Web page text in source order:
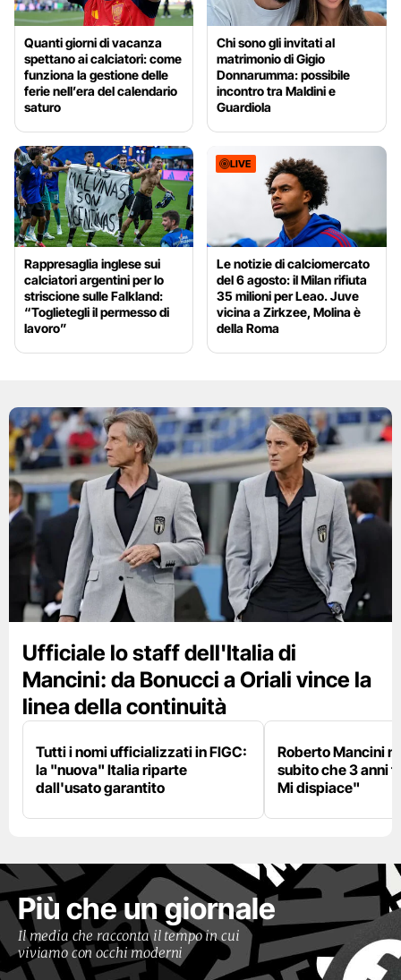
Quanti giorni di vacanza
spettano ai calciatori: come
funziona la gestione delle
ferie nell’era del calendario
saturo
Chi sono gli invitati al
matrimonio di Gigio
Donnarumma: possibile
incontro tra Maldini e
Guardiola
Rappresaglia inglese sui
calciatori argentini per lo
striscione sulle Falkland:
“Toglietegli il permesso di
lavoro”
LIVE
Le notizie di calciomercato
del 6 agosto: il Milan rifiuta
35 milioni per Leao. Juve
vicina a Zirkzee, Molina è
della Roma
Ufficiale lo staff dell'Italia di
Mancini: da Bonucci a Oriali vince la
linea della continuità
Tutti i nomi ufficializzati in FIGC:
la "nuova" Italia riparte
dall'usato garantito
Roberto Mancini
subito che 3 anni
Mi dispiace"
Più che un giornale
Il media che racconta il tempo in cui
viviamo con occhi moderni